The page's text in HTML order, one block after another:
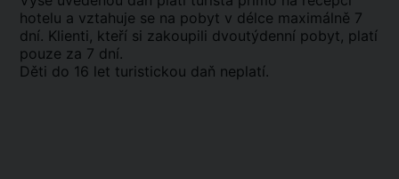
hotelu a vztahuje se na pobyt v délce maximálně 7
dní. Klienti, kteří si zakoupili dvoutýdenní pobyt, platí
pouze za 7 dní.
Děti do 16 let turistickou daň neplatí.